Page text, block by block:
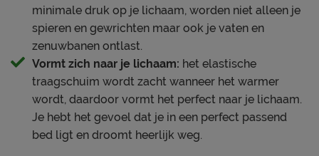
Tijk afritsbaar
Ja
Advies bedbodem
Geschikt voor de
volgende bedbodems
lattenbodem met min. 28
latten, schotelbodem,
spiraalbodem,
(inzet)boxspring
Geschikt voor
minimale druk op je lichaam, worden niet alleen je
spieren en gewrichten maar ook je vaten en
zenuwbanen ontlast.
Vormt zich naar je lichaam: het elastische
traagschuim wordt zacht wanneer het warmer
wordt, daardoor vormt het perfect naar je lichaam.
Je hebt het gevoel dat je in een perfect passend
bed ligt en droomt heerlijk weg.